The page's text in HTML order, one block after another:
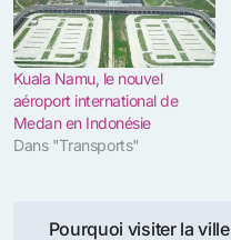
Kuala Namu, le nouvel
aéroport international de
Medan en Indonésie
Dans "Transports"
Navigation
Pourquoi visiter la ville